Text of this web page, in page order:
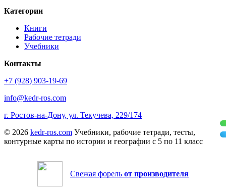
Категории
Книги
Рабочие тетради
Учебники
Контакты
+7 (928) 903-19-69
info@kedr-ros.com
г. Ростов-на-Дону, ул. Текучева, 229/174
© 2026 kedr-ros.com Учебники, рабочие тетради, тесты,
контурные карты по истории и географии с 5 по 11 класс
Свежая форель от производителя